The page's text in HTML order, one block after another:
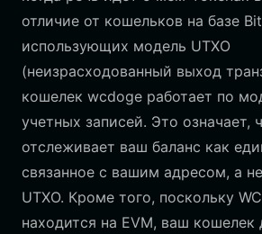
отличие от кошельков на базе
использующих модель UTXO
(неизрасходованный выход
кошелек wcdoge работает по
учетных записей. Это означает,
отслеживает ваш баланс как
связанное с вашим адресом, а
UTXO. Кроме того, поскольку
находится на EVM, ваш кошелек